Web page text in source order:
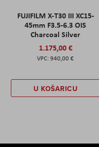
FUJIFILM X-T30 III XC15-
45mm F3.5-6.3 OIS
Charcoal Silver
1.175,00 €
940,00 €
U KOŠARICU